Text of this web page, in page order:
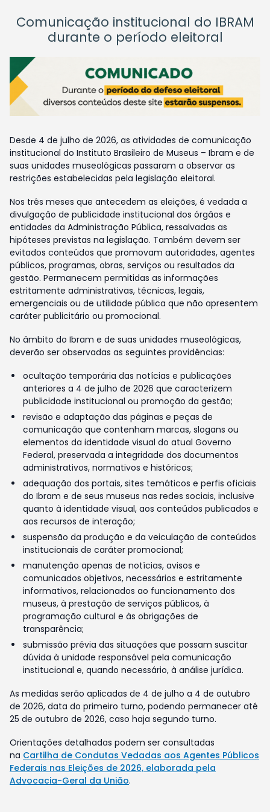
Comunicação institucional do IBRAM
durante o período eleitoral
Desde 4 de julho de 2026, as atividades de comunicação
institucional do Instituto Brasileiro de Museus – Ibram e de
suas unidades museológicas passaram a observar as
restrições estabelecidas pela legislação eleitoral.
Nos três meses que antecedem as eleições, é vedada a
divulgação de publicidade institucional dos órgãos e
entidades da Administração Pública, ressalvadas as
hipóteses previstas na legislação. Também devem ser
evitados conteúdos que promovam autoridades, agentes
públicos, programas, obras, serviços ou resultados da
gestão. Permanecem permitidas as informações
estritamente administrativas, técnicas, legais,
emergenciais ou de utilidade pública que não apresentem
caráter publicitário ou promocional.
No âmbito do Ibram e de suas unidades museológicas,
deverão ser observadas as seguintes providências:
ocultação temporária das notícias e publicações
anteriores a 4 de julho de 2026 que caracterizem
publicidade institucional ou promoção da gestão;
revisão e adaptação das páginas e peças de
comunicação que contenham marcas, slogans ou
elementos da identidade visual do atual Governo
Federal, preservada a integridade dos documentos
administrativos, normativos e históricos;
adequação dos portais, sites temáticos e perfis oficiais
do Ibram e de seus museus nas redes sociais, inclusive
quanto à identidade visual, aos conteúdos publicados e
aos recursos de interação;
suspensão da produção e da veiculação de conteúdos
institucionais de caráter promocional;
manutenção apenas de notícias, avisos e
comunicados objetivos, necessários e estritamente
informativos, relacionados ao funcionamento dos
museus, à prestação de serviços públicos, à
programação cultural e às obrigações de
transparência;
submissão prévia das situações que possam suscitar
dúvida à unidade responsável pela comunicação
institucional e, quando necessário, à análise jurídica.
As medidas serão aplicadas de 4 de julho a 4 de outubro
de 2026, data do primeiro turno, podendo permanecer até
25 de outubro de 2026, caso haja segundo turno.
Orientações detalhadas podem ser consultadas
na Cartilha de Condutas Vedadas aos Agentes Públicos
Federais nas Eleições de 2026, elaborada pela
Advocacia-Geral da União.